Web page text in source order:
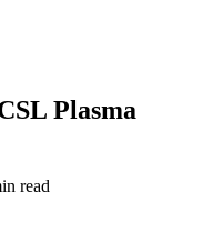
Plasma
read